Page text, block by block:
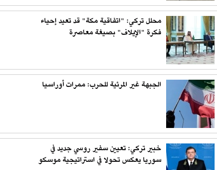
محلل تركي: "اتفاقية مكة" قد تعيد إحياء
فكرة "الإيلاف" بصيغة معاصرة
الجبهة غير المرئية للحرب: ممرات أوراسيا
خبير تركي: تعيين سفير روسي جديد في
سوريا يعكس تحولا في استراتيجية موسكو